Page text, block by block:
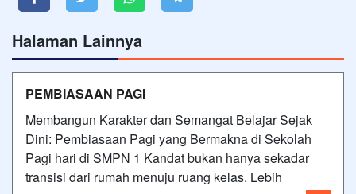
Halaman Lainnya
PEMBIASAAN PAGI
Membangun Karakter dan Semangat Belajar Sejak
Dini: Pembiasaan Pagi yang Bermakna di Sekolah
Pagi hari di SMPN 1 Kandat bukan hanya sekadar
transisi dari rumah menuju ruang kelas. Lebih